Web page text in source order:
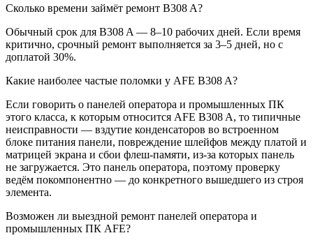
Сколько времени займёт ремонт B308 A?
Обычный срок для B308 A — 8–10 рабочих дней. Если время
критично, срочный ремонт выполняется за 3–5 дней, но с
доплатой 30%.
Какие наиболее частые поломки у AFE B308 A?
Если говорить о панелей оператора и промышленных ПК
этого класса, к которым относится AFE B308 A, то типичные
неисправности — вздутие конденсаторов во встроенном
блоке питания панели, повреждение шлейфов между платой и
матрицей экрана и сбои флеш-памяти, из-за которых панель
не загружается. Это панель оператора, поэтому проверку
ведём покомпонентно — до конкретного вышедшего из строя
элемента.
Возможен ли выездной ремонт панелей оператора и
промышленных ПК AFE?